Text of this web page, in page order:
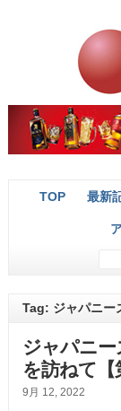
TOP 最新
Tag: ジャパニー
ジャパニ
を訪ねて【
9月 12, 2022